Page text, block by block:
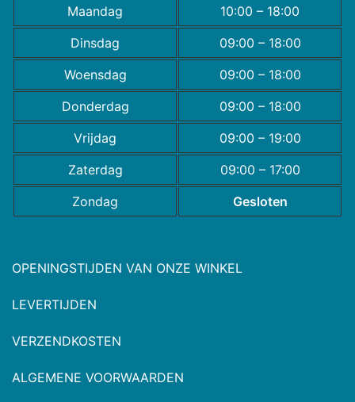
Maandag
10:00 – 18:00
Dinsdag
09:00 – 18:00
Woensdag
09:00 – 18:00
Donderdag
09:00 – 18:00
Vrijdag
09:00 – 19:00
Zaterdag
09:00 – 17:00
Zondag
Gesloten
OPENINGSTIJDEN VAN ONZE WINKEL
LEVERTIJDEN
VERZENDKOSTEN
ALGEMENE VOORWAARDEN